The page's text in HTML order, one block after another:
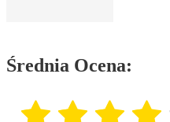
Średnia Ocena: